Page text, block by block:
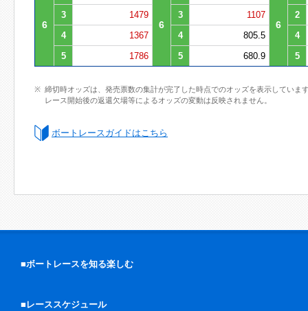
6 6 6
3
1479 3 1107
2
4
1367 4 805.5
4
5
1786 5 680.9 5
締切時オッズは、発売票数の集計が完了した時点でのオッズを表示していま
レース開始後の返還欠場等によるオッズの変動は反映されません。
ボートレースガイドはこちら
■ボートレースを知る楽しむ
■レーススケジュール